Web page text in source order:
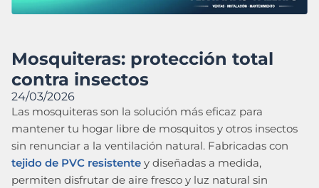
Mosquiteras: protección total
contra insectos
24/03/2026
Las mosquiteras son la solución más eficaz para
mantener tu hogar libre de mosquitos y otros insectos
sin renunciar a la ventilación natural. Fabricadas con
tejido de PVC resistente y diseñadas a medida,
permiten disfrutar de aire fresco y luz natural sin